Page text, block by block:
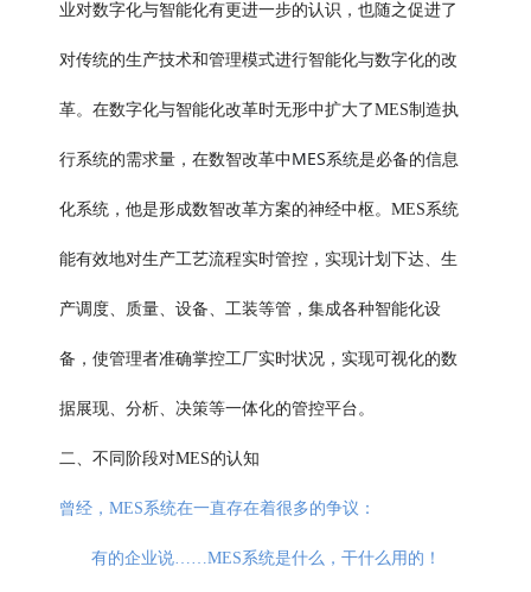
业对数字化与智能化有更进一步的认识，也随之促进了
对传统的生产技术和管理模式进行智能化与数字化的改
革。在数字化与智能化改革时无形中扩大了MES制造执
行系统的需求量，在数智改革中MES系统是必备的信息
化系统，他是形成数智改革方案的神经中枢。MES系统
能有效地对生产工艺流程实时管控，实现计划下达、生
产调度、质量、设备、工装等管，集成各种智能化设
备，使管理者准确掌控工厂实时状况，实现可视化的数
据展现、分析、决策等一体化的管控平台。
二、不同阶段对MES的认知
曾经，MES系统在一直存在着很多的争议：
有的企业说……MES系统是什么，干什么用的！